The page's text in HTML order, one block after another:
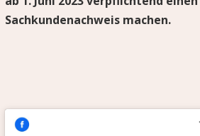
Sachkundenachweis machen.